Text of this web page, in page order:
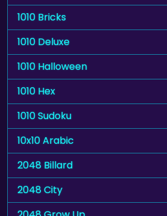
1010 Bricks
1010 Deluxe
1010 Halloween
1010 Hex
1010 Sudoku
10x10 Arabic
2048 Billard
2048 City